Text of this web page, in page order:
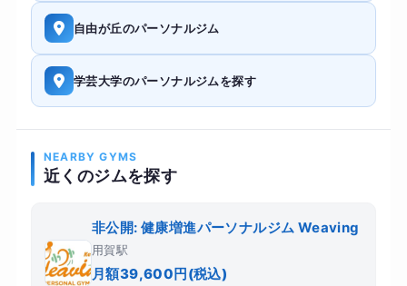
自由が丘のパーソナルジム
学芸大学のパーソナルジムを探す
NEARBY GYMS
近くのジムを探す
非公開: 健康増進パーソナルジム Weaving
用賀駅
月額39,600円(税込)